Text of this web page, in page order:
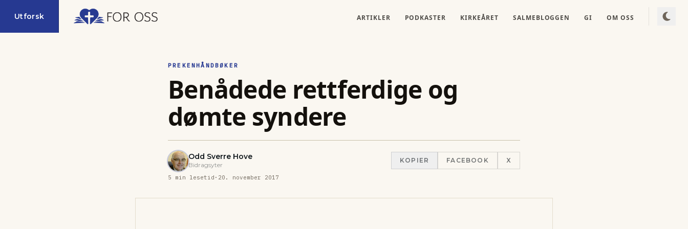
Utforsk ARTIKLER PODKASTER KIRKEÅRET SALMEBLOGGEN GI OM OSS
PREKENHÅNDBØKER
Benådede rettferdige og
dømte syndere
Odd Sverre Hove
Bidragsyter
KOPIER FACEBOOK X
5 min lesetid · 20. november 2017